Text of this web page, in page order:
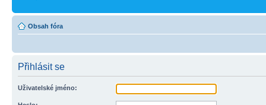
Obsah fóra
Přihlásit se
Uživatelské jméno: